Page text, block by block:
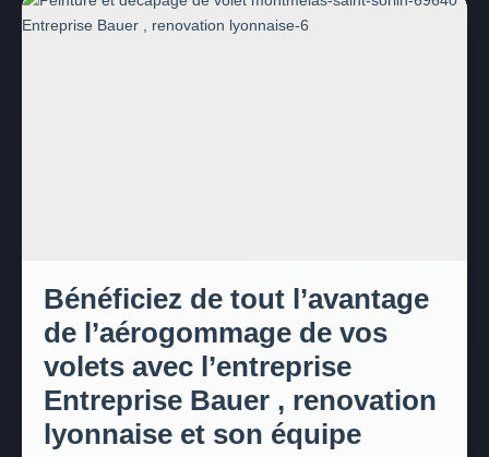
Bénéficiez de tout l’avantage
de l’aérogommage de vos
volets avec l’entreprise
Entreprise Bauer , renovation
lyonnaise et son équipe